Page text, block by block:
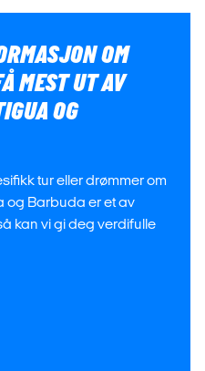
OM
MEST UT AV
OG
tur eller drømmer om
og Barbuda er et av
kan vi gi deg verdifulle